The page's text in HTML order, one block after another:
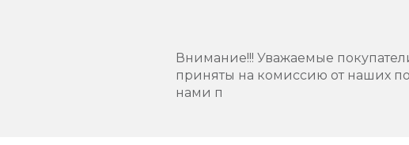
Внимание!!! Уважаемые
приняты на комиссию от наших
нами п